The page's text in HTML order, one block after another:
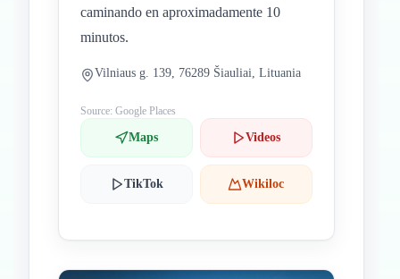
caminando en aproximadamente 10
minutos.
Vilniaus g. 139, 76289 Šiauliai, Lituania
Source: Google Places
Maps Videos
TikTok Wikiloc